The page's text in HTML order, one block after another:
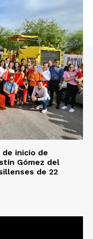
de inicio de
Gómez del
de 22